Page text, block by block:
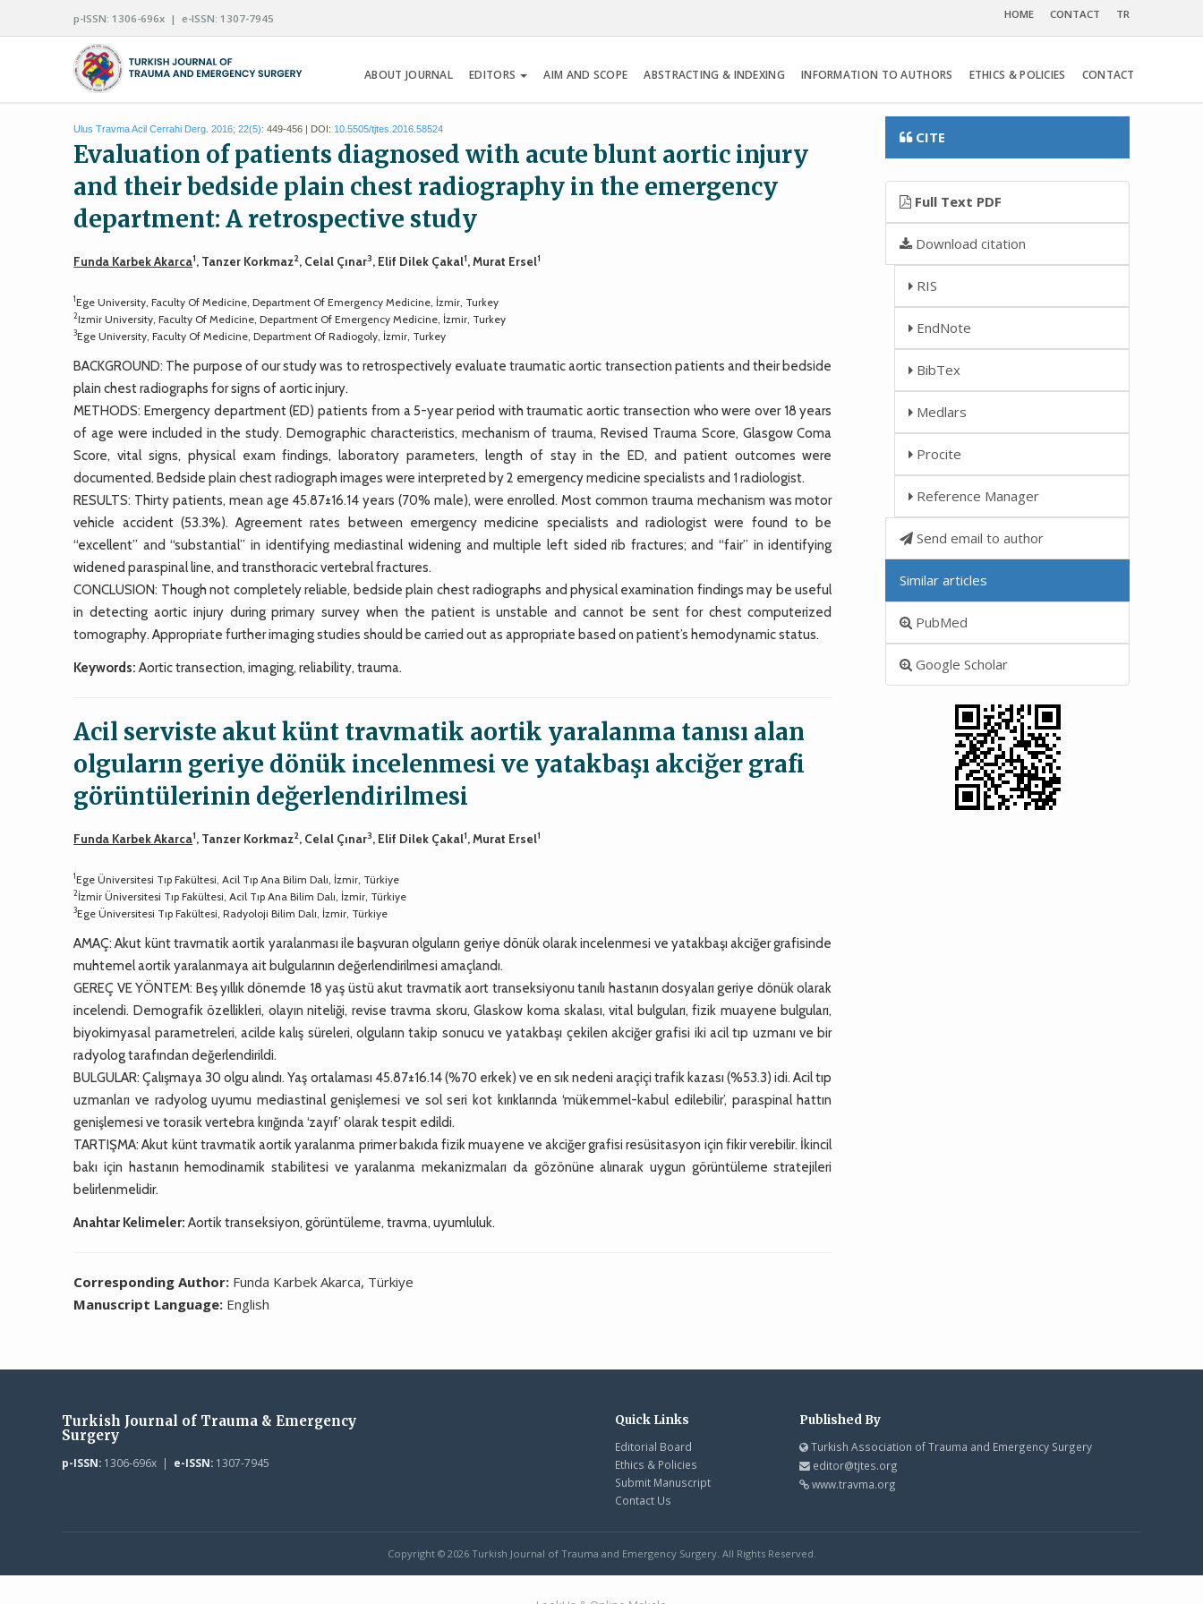
p-ISSN: 1306-696x | e-ISSN: 1307-7945 HOME CONTACT TR
ABOUT JOURNAL EDITORS AIM AND SCOPE ABSTRACTING & INDEXING INFORMATION TO AUTHORS ETHICS & POLICIES CONTACT
Ulus Travma Acil Cerrahi Derg. 2016; 22(5): 449-456 | DOI: 10.5505/tjtes.2016.58524
Evaluation of patients diagnosed with acute blunt aortic injury
and their bedside plain chest radiography in the emergency
department: A retrospective study
Funda Karbek Akarca1, Tanzer Korkmaz2, Celal Çınar3, Elif Dilek Çakal1, Murat Ersel1
1Ege University, Faculty Of Medicine, Department Of Emergency Medicine, İzmir, Turkey
2Izmir University, Faculty Of Medicine, Department Of Emergency Medicine, İzmir, Turkey
3Ege University, Faculty Of Medicine, Department Of Radiogoly, İzmir, Turkey
BACKGROUND: The purpose of our study was to retrospectively evaluate traumatic aortic transection patients and their bedside
plain chest radiographs for signs of aortic injury.
METHODS: Emergency department (ED) patients from a 5-year period with traumatic aortic transection who were over 18 years
of age were included in the study. Demographic characteristics, mechanism of trauma, Revised Trauma Score, Glasgow Coma
Score, vital signs, physical exam findings, laboratory parameters, length of stay in the ED, and patient outcomes were
documented. Bedside plain chest radiograph images were interpreted by 2 emergency medicine specialists and 1 radiologist.
RESULTS: Thirty patients, mean age 45.87±16.14 years (70% male), were enrolled. Most common trauma mechanism was motor
vehicle accident (53.3%). Agreement rates between emergency medicine specialists and radiologist were found to be
“excellent” and “substantial” in identifying mediastinal widening and multiple left sided rib fractures; and “fair” in identifying
widened paraspinal line, and transthoracic vertebral fractures.
CONCLUSION: Though not completely reliable, bedside plain chest radiographs and physical examination findings may be useful
in detecting aortic injury during primary survey when the patient is unstable and cannot be sent for chest computerized
tomography. Appropriate further imaging studies should be carried out as appropriate based on patient’s hemodynamic status.
Keywords: Aortic transection, imaging, reliability, trauma.
Acil serviste akut künt travmatik aortik yaralanma tanısı alan
olguların geriye dönük incelenmesi ve yatakbaşı akciğer grafi
görüntülerinin değerlendirilmesi
Funda Karbek Akarca1, Tanzer Korkmaz2, Celal Çınar3, Elif Dilek Çakal1, Murat Ersel1
1Ege Üniversitesi Tıp Fakültesi, Acil Tıp Ana Bilim Dalı, İzmir, Türkiye
2İzmir Üniversitesi Tıp Fakültesi, Acil Tıp Ana Bilim Dalı, İzmir, Türkiye
3Ege Üniversitesi Tıp Fakültesi, Radyoloji Bilim Dalı, İzmir, Türkiye
AMAÇ: Akut künt travmatik aortik yaralanması ile başvuran olguların geriye dönük olarak incelenmesi ve yatakbaşı akciğer grafisinde
muhtemel aortik yaralanmaya ait bulgularının değerlendirilmesi amaçlandı.
GEREÇ VE YÖNTEM: Beş yıllık dönemde 18 yaş üstü akut travmatik aort transeksiyonu tanılı hastanın dosyaları geriye dönük olarak
incelendi. Demografik özellikleri, olayın niteliği, revise travma skoru, Glaskow koma skalası, vital bulguları, fizik muayene bulguları,
biyokimyasal parametreleri, acilde kalış süreleri, olguların takip sonucu ve yatakbaşı çekilen akciğer grafisi iki acil tıp uzmanı ve bir
radyolog tarafından değerlendirildi.
BULGULAR: Çalışmaya 30 olgu alındı. Yaş ortalaması 45.87±16.14 (%70 erkek) ve en sık nedeni araçiçi trafik kazası (%53.3) idi. Acil tıp
uzmanları ve radyolog uyumu mediastinal genişlemesi ve sol seri kot kırıklarında ‘mükemmel-kabul edilebilir’, paraspinal hattın
genişlemesi ve torasik vertebra kırığında ‘zayıf’ olarak tespit edildi.
TARTIŞMA: Akut künt travmatik aortik yaralanma primer bakıda fizik muayene ve akciğer grafisi resüsitasyon için fikir verebilir. İkincil
bakı için hastanın hemodinamik stabilitesi ve yaralanma mekanizmaları da gözönüne alınarak uygun görüntüleme stratejileri
belirlenmelidir.
Anahtar Kelimeler: Aortik transeksiyon, görüntüleme, travma, uyumluluk.
Corresponding Author: Funda Karbek Akarca, Türkiye
Manuscript Language: English
CITE
Full Text PDF
Download citation
RIS
EndNote
BibTex
Medlars
Procite
Reference Manager
Send email to author
Similar articles
PubMed
Google Scholar
Turkish Journal of Trauma & Emergency
Surgery
p-ISSN:1306-696x | e-ISSN:1307-7945
Quick Links
Editorial Board
Ethics & Policies
Submit Manuscript
Contact Us
Published By
Turkish Association of Trauma and Emergency Surgery
editor@tjtes.org
www.travma.org
Copyright © 2026 Turkish Journal of Trauma and Emergency Surgery. All Rights Reserved.